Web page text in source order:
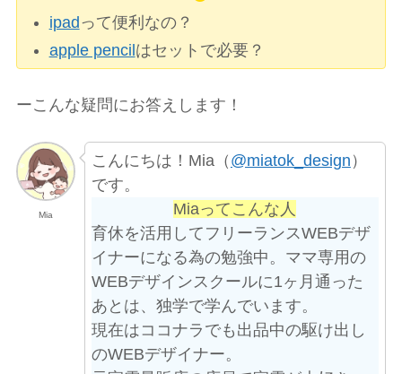
ipad って便利なの？
apple pencilはセットで必要？
ーこんな疑問にお答えします！
Mia
こんにちは！Mia（ @miatok_design ）
です。
Miaってこんな人
育休を活用してフリーランスWEBデザ
イナーになる為の勉強中。ママ専用の
WEBデザインスクールに1ヶ月通った
あとは、独学で学んでいます。
現在はココナラでも出品中の駆け出し
のWEBデザイナー。